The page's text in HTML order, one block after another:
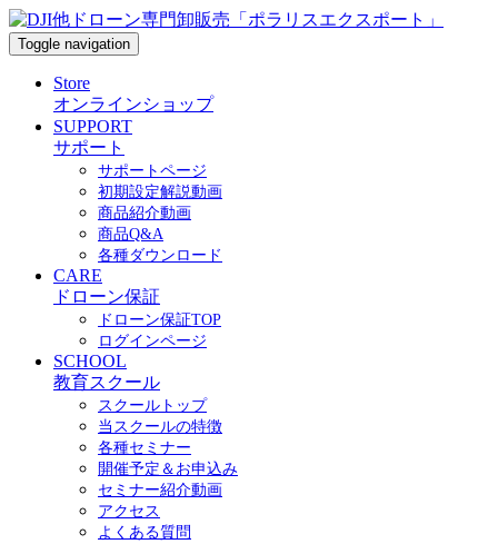
Toggle navigation
Store
オンラインショップ
SUPPORT
サポート
サポートページ
初期設定解説動画
商品紹介動画
商品Q&A
各種ダウンロード
CARE
ドローン保証
ドローン保証TOP
ログインページ
SCHOOL
教育スクール
スクールトップ
当スクールの特徴
各種セミナー
開催予定＆お申込み
セミナー紹介動画
アクセス
よくある質問